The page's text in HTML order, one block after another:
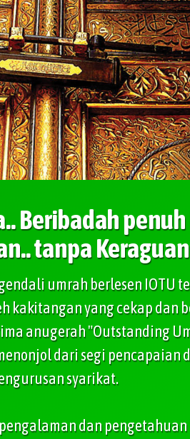
Beribadah
tanpa
umrah berlesen IOTU
kakitangan yang cekap dan
anugerah "Outstanding
dari segi
syarikat.
pengalaman dan